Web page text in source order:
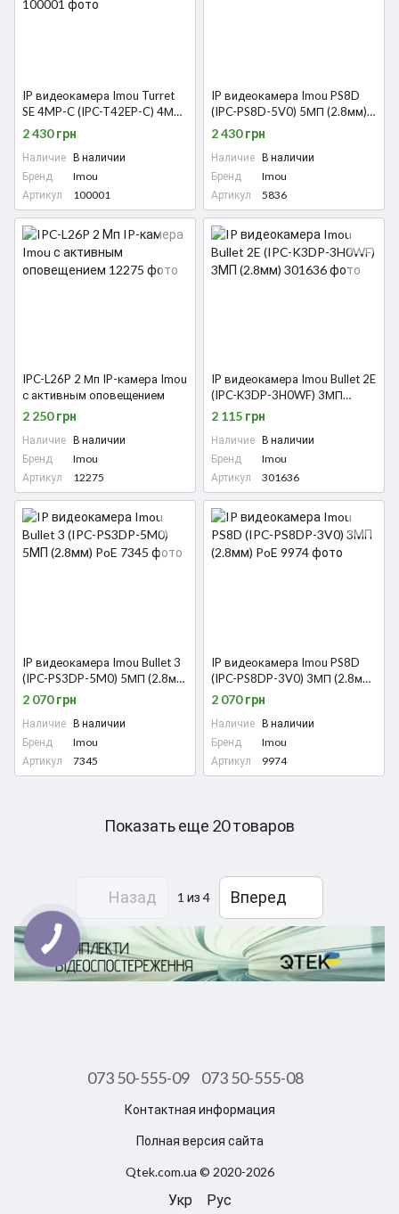
IP видеокамера Imou Turret
SE 4MP-C (IPC-T42EP-C) 4МП
(2.8мм)
2 430 грн
Наличие В наличии
Бренд
Imou
Артикул
100001
IP видеокамера Imou PS8D
(IPC-PS8D-5V0) 5МП (2.8мм)
PoE
2 430 грн
Наличие В наличии
Бренд
Imou
Артикул
5836
IPC-L26P 2 Мп IP-камера Imou
с активным оповещением
2 250 грн
Наличие В наличии
Бренд
Imou
Артикул
12275
IP видеокамера Imou Bullet 2E
(IPC-K3DP-3H0WF) 3МП
(2.8мм)
2 115 грн
Наличие В наличии
Бренд
Imou
Артикул
301636
IP видеокамера Imou Bullet 3
(IPC-PS3DP-5M0) 5МП (2.8мм)
PoE
2 070 грн
Наличие В наличии
Бренд
Imou
Артикул
7345
IP видеокамера Imou PS8D
(IPC-PS8DP-3V0) 3МП (2.8мм)
PoE
2 070 грн
Наличие В наличии
Бренд
Imou
Артикул
9974
Показать еще 20 товаров
Назад 1 из 4 Вперед
073 50-555-09 073 50-555-08
Контактная информация
Полная версия сайта
Qtek.com.ua © 2020-2026
Укр Рус